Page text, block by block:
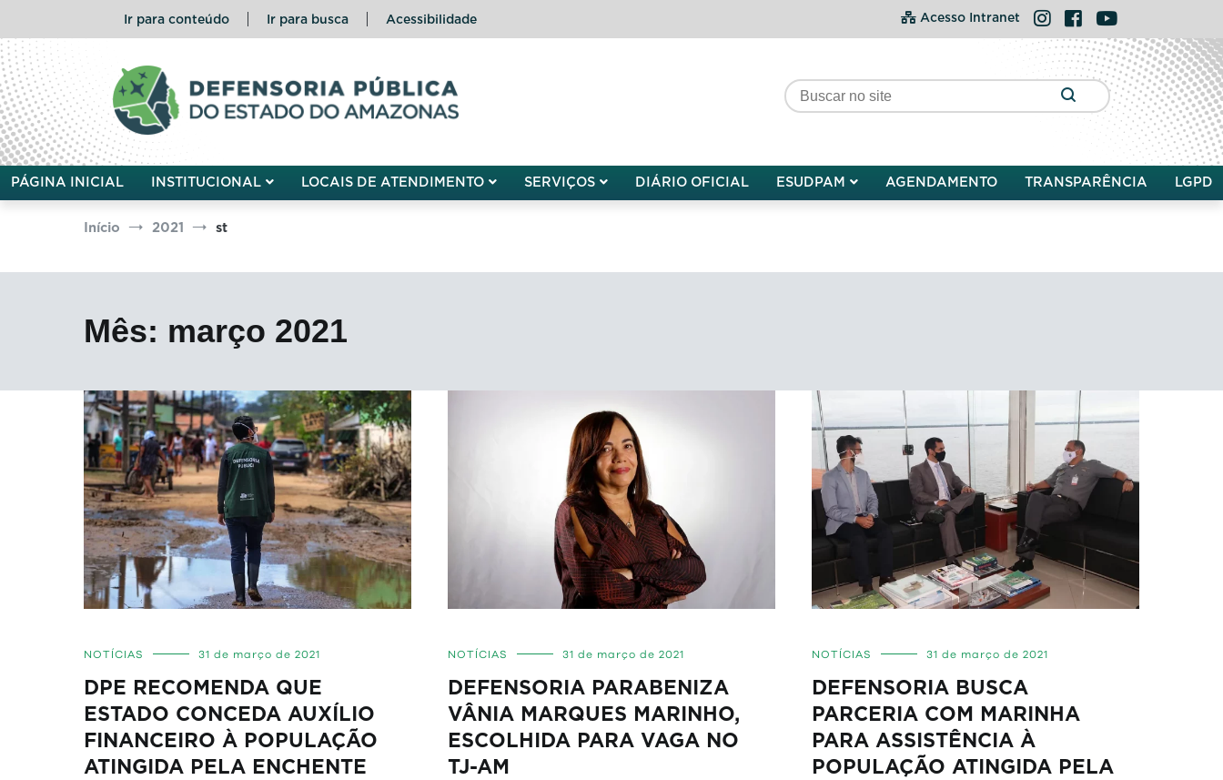
o
conteúdo
Ir para conteúdo Ir para busca Acessibilidade Acesso Intranet Instagram
FacebookYouTube
Defensoria Pública do Estado do Amazonas
PÁGINA INICIAL INSTITUCIONAL LOCAIS DE ATENDIMENTO SERVIÇOS DIÁRIO OFICIAL ESUDPAM AGENDAMENTO TRANSPARÊNCIA LGPD
Início 2021 st
Mês: março 2021
NOTÍCIAS 31 de março de 2021
DPE RECOMENDA QUE
ESTADO CONCEDA AUXÍLIO
FINANCEIRO À POPULAÇÃO
ATINGIDA PELA ENCHENTE
NOTÍCIAS 31 de março de 2021
DEFENSORIA PARABENIZA
VÂNIA MARQUES MARINHO,
ESCOLHIDA PARA VAGA NO
TJ-AM
NOTÍCIAS 31 de março de 2021
DEFENSORIA BUSCA
PARCERIA COM MARINHA
PARA ASSISTÊNCIA À
POPULAÇÃO ATINGIDA PELA